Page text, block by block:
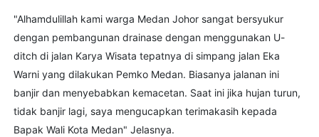
"Alhamdulillah kami warga Medan Johor sangat bersyukur
dengan pembangunan drainase dengan menggunakan U-
ditch di jalan Karya Wisata tepatnya di simpang jalan Eka
Warni yang dilakukan Pemko Medan. Biasanya jalanan ini
banjir dan menyebabkan kemacetan. Saat ini jika hujan turun,
tidak banjir lagi, saya mengucapkan terimakasih kepada
Bapak Wali Kota Medan" Jelasnya.